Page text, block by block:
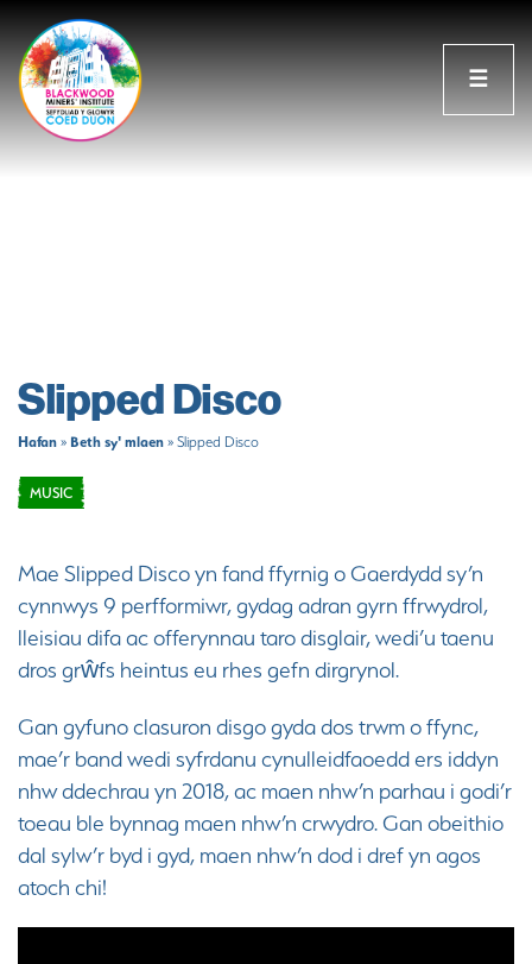
☰
Slipped Disco
Hafan » Beth sy' mlaen » Slipped Disco
MUSIC
Mae Slipped Disco yn fand ffyrnig o Gaerdydd sy’n
cynnwys 9 perfformiwr, gydag adran gyrn ffrwydrol,
lleisiau difa ac offerynnau taro disglair, wedi’u taenu
dros grŵfs heintus eu rhes gefn dirgrynol.
Gan gyfuno clasuron disgo gyda dos trwm o ffync,
mae’r band wedi syfrdanu cynulleidfaoedd ers iddyn
nhw ddechrau yn 2018, ac maen nhw’n parhau i godi’r
toeau ble bynnag maen nhw’n crwydro. Gan obeithio
dal sylw’r byd i gyd, maen nhw’n dod i dref yn agos
atoch chi!